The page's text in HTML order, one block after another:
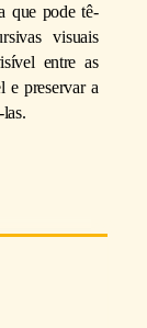
que pode tê-
visuais
entre as
e preservar a